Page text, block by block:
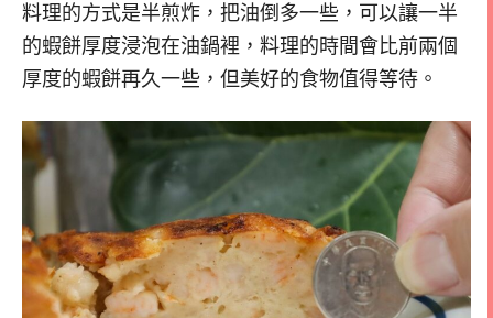
料理的方式是半煎炸，把油倒多一些，可以讓一半
的蝦餅厚度浸泡在油鍋裡，料理的時間會比前兩個
厚度的蝦餅再久一些，但美好的食物值得等待。